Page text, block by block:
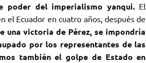
poder del imperialismo yanqui.El
Ecuador en cuatro años, después de
una victoria de Pérez, se impondría
por los representantes de las
también el golpe de Estado en